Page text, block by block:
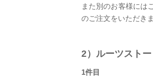
また別のお客様には
のご注文をいただきま
2）ルーツスト
1件目